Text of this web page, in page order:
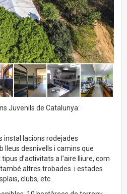
Juvenils de Catalunya:
instal·lacions rodejades
lleus desnivells i camins que
d’activitats a l’aire lliure, com
altres trobades i estades
clubs, etc.